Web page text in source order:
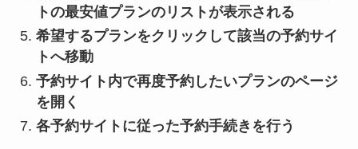
トの最安値プランのリストが表示される
希望するプランをクリックして該当の予約サイ
トへ移動
予約サイト内で再度予約したいプランのページ
を開く
各予約サイトに従った予約手続きを行う